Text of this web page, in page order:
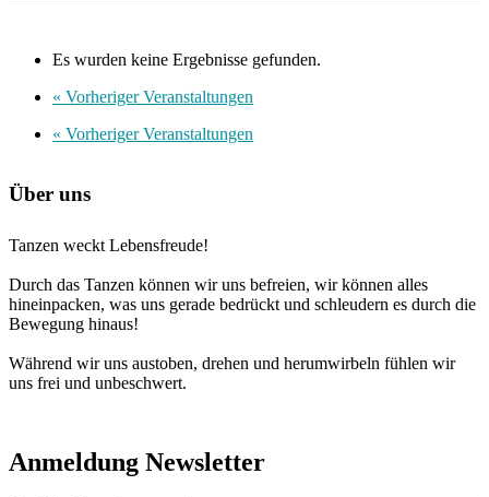
Es wurden keine Ergebnisse gefunden.
« Vorheriger Veranstaltungen
« Vorheriger Veranstaltungen
Über uns
Tanzen weckt Lebensfreude!
Durch das Tanzen können wir uns befreien, wir können alles
hineinpacken, was uns gerade bedrückt und schleudern es durch die
Bewegung hinaus!
Während wir uns austoben, drehen und herumwirbeln fühlen wir
uns frei und unbeschwert.
Anmeldung Newsletter